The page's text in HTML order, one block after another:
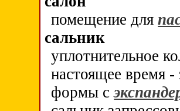
помещение для
сальник
уплотнительное
настоящее время -
формы с